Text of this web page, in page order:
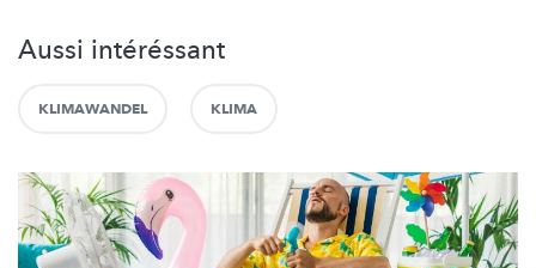
Aussi intéréssant
KLIMAWANDEL KLIMA